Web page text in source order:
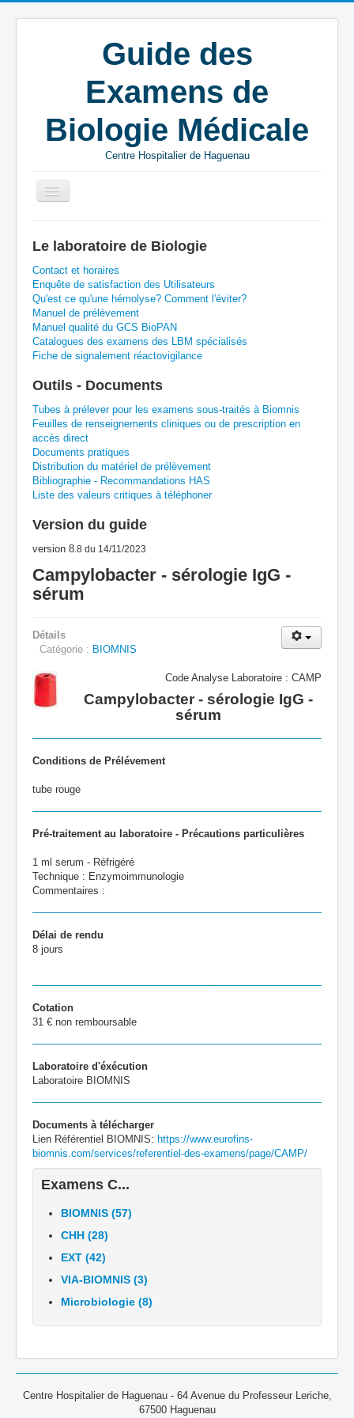
Guide des
Examens de
Biologie Médicale
Centre Hospitalier de Haguenau
Campylobacter - sérologie IgG - sérum
H I J K L M N O P
Q R
Le laboratoire de Biologie
Contact et horaires
Enquête de satisfaction des Utilisateurs
Qu'est ce qu'une hémolyse? Comment l'éviter?
Manuel de prélèvement
Manuel qualité du GCS BioPAN
Catalogues des examens des LBM spécialisés
Fiche de signalement réactovigilance
Outils - Documents
Tubes à prélever pour les examens sous-traités à Biomnis
Feuilles de renseignements cliniques ou de prescription en
accès direct
Documents pratiques
Distribution du matériel de prélèvement
Bibliographie - Recommandations HAS
Liste des valeurs critiques à téléphoner
Version du guide
version 8.8 du 14/11/2023
Campylobacter - sérologie IgG -
sérum
Détails
Catégorie : BIOMNIS
Code Analyse Laboratoire : CAMP
Campylobacter - sérologie IgG -
sérum
Conditions de Prélévement
tube rouge
Pré-traitement au laboratoire - Précautions particulières
1 ml serum - Réfrigéré
Technique : Enzymoimmunologie
Commentaires :
Délai de rendu
8 jours
Cotation
31 € non remboursable
Laboratoire d'éxécution
Laboratoire BIOMNIS
Documents à télécharger
Lien Référentiel BIOMNIS: https://www.eurofins-
biomnis.com/services/referentiel-des-examens/page/CAMP/
Examens C...
BIOMNIS (57)
CHH (28)
EXT (42)
VIA-BIOMNIS (3)
Microbiologie (8)
Centre Hospitalier de Haguenau - 64 Avenue du Professeur Leriche,
67500 Haguenau